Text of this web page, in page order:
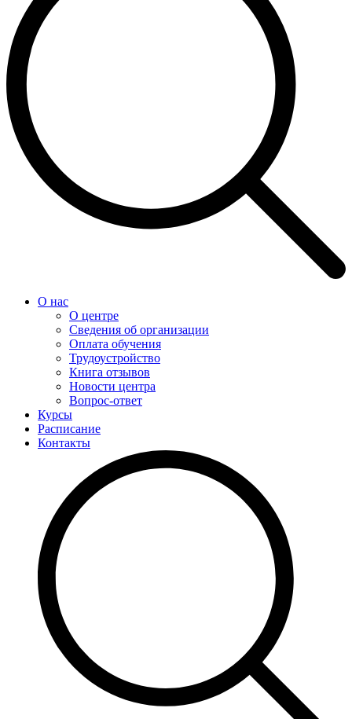
О нас
О центре
Сведения об организации
Оплата обучения
Трудоустройство
Книга отзывов
Новости центра
Вопрос-ответ
Курсы
Расписание
Контакты